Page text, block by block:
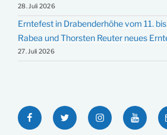
28. Juli 2026
Erntefest in Drabenderhöhe vom 11.
Rabea und Thorsten Reuter neues
27. Juli 2026
FacebookTwitter Instagram